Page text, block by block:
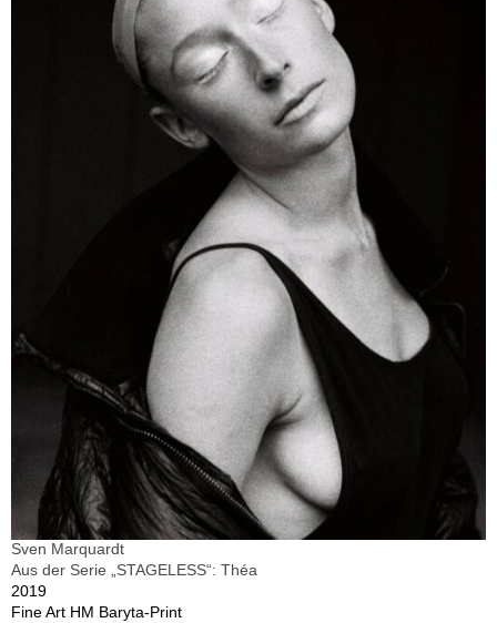
Sven Marquardt
Aus der Serie „STAGELESS“: Théa
2019
Fine Art HM Baryta-Print